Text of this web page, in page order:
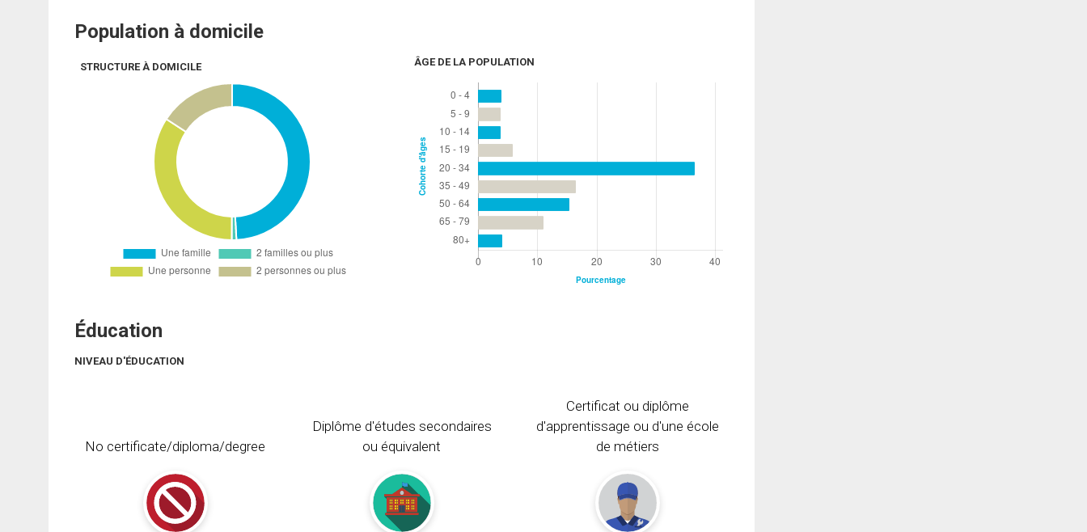
Population à domicile
STRUCTURE À DOMICILE ÂGE DE LA POPULATION
Éducation
NIVEAU D'ÉDUCATION
No certificate/diploma/degree
Diplôme d'études secondaires
ou équivalent
Certificat ou diplôme
d'apprentissage ou d'une école
de métiers